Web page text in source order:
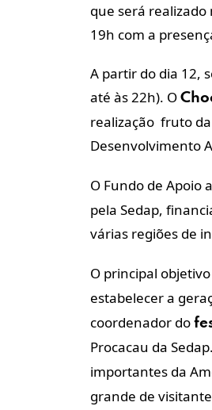
que será realizado
19h com a
A partir do dia 12,
até às 22h). O
realização fruto
Desenvolvimento
O Fundo de Apoio
pela Sedap,
várias regiões de
O principal
estabelecer a
coordenador do
Procacau da
importantes da
grande de